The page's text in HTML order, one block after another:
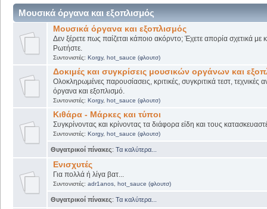
Μουσικά όργανα και εξοπλισμός
Μουσικά όργανα και εξοπλισμός
Δεν ξέρετε πως παίζεται κάποιο ακόρντο; Έχετε απορία σχετικά
Ρωτήστε.
Συντονιστές: Korgy, hot_sauce (φλουτσ)
Δοκιμές και συγκρίσεις μουσικών οργάνων και
Ολοκληρωμένες παρουσίασεις, κριτικές, συγκριτικά τεστ, τεχνικές
όργανα και εξοπλισμό.
Συντονιστές: Korgy, hot_sauce (φλουτσ)
Κιθάρα - Μάρκες και τύποι
Συγκρίνοντας και κρίνοντας τα διάφορα είδη και τους
Συντονιστές: Korgy, hot_sauce (φλουτσ)
Θυγατρικοί πίνακες: Τα καλύτερα...
Ενισχυτές
Για πολλά ή λίγα βατ...
Συντονιστές: adr1anos, hot_sauce (φλουτσ)
Θυγατρικοί πίνακες: Τα καλύτερα...